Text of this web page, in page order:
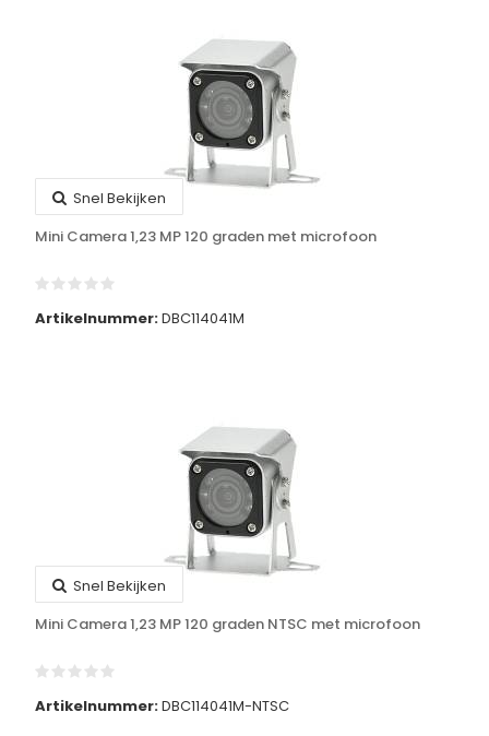
Snel Bekijken
Mini Camera 1,23 MP 120 graden met microfoon
Artikelnummer:DBC114041M
Snel Bekijken
Mini Camera 1,23 MP 120 graden NTSC met microfoon
Artikelnummer:DBC114041M-NTSC